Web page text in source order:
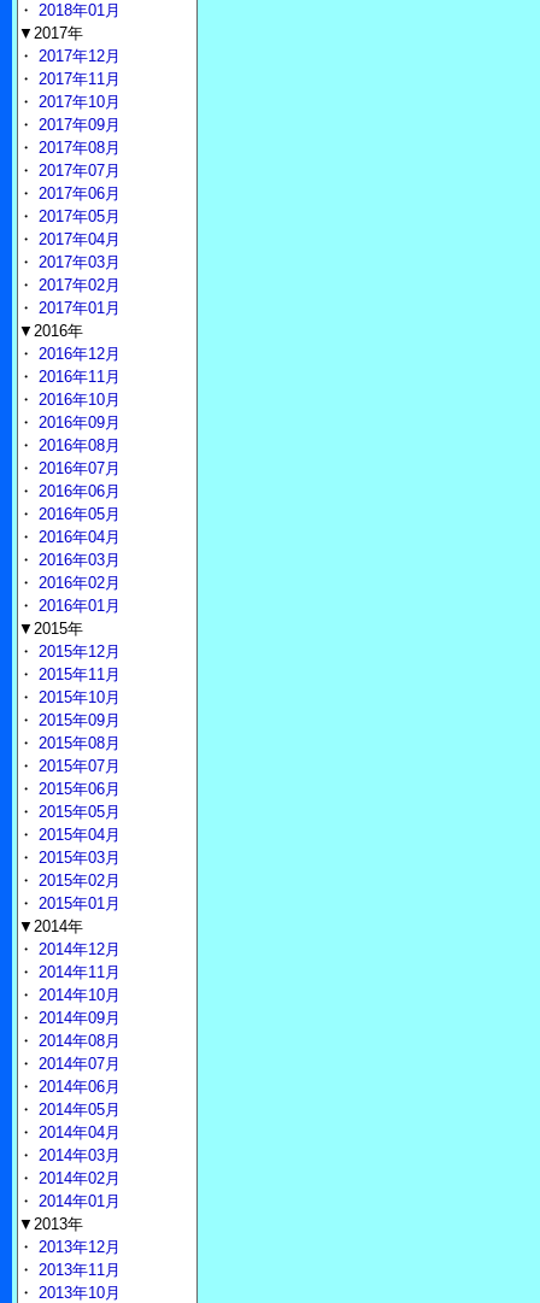
・ 2018年01月
▼2017年
・ 2017年12月
・ 2017年11月
・ 2017年10月
・ 2017年09月
・ 2017年08月
・ 2017年07月
・ 2017年06月
・ 2017年05月
・ 2017年04月
・ 2017年03月
・ 2017年02月
・ 2017年01月
▼2016年
・ 2016年12月
・ 2016年11月
・ 2016年10月
・ 2016年09月
・ 2016年08月
・ 2016年07月
・ 2016年06月
・ 2016年05月
・ 2016年04月
・ 2016年03月
・ 2016年02月
・ 2016年01月
▼2015年
・ 2015年12月
・ 2015年11月
・ 2015年10月
・ 2015年09月
・ 2015年08月
・ 2015年07月
・ 2015年06月
・ 2015年05月
・ 2015年04月
・ 2015年03月
・ 2015年02月
・ 2015年01月
▼2014年
・ 2014年12月
・ 2014年11月
・ 2014年10月
・ 2014年09月
・ 2014年08月
・ 2014年07月
・ 2014年06月
・ 2014年05月
・ 2014年04月
・ 2014年03月
・ 2014年02月
・ 2014年01月
▼2013年
・ 2013年12月
・ 2013年11月
・ 2013年10月